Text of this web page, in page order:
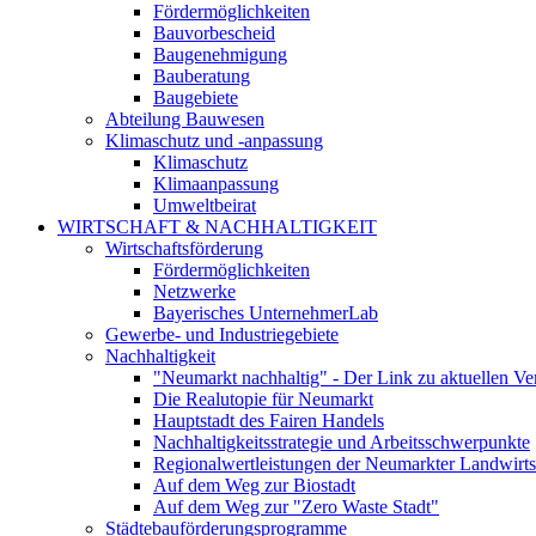
Fördermöglichkeiten
Bauvorbescheid
Baugenehmigung
Bauberatung
Baugebiete
Abteilung Bauwesen
Klimaschutz und -anpassung
Klimaschutz
Klimaanpassung
Umweltbeirat
WIRTSCHAFT & NACHHALTIGKEIT
Wirtschaftsförderung
Fördermöglichkeiten
Netzwerke
Bayerisches UnternehmerLab
Gewerbe- und Industriegebiete
Nachhaltigkeit
"Neumarkt nachhaltig" - Der Link zu aktuellen
Die Realutopie für Neumarkt
Hauptstadt des Fairen Handels
Nachhaltigkeitsstrategie und Arbeitsschwerpunkte
Regionalwertleistungen der Neumarkter
Auf dem Weg zur Biostadt
Auf dem Weg zur "Zero Waste Stadt"
Städtebauförderungsprogramme